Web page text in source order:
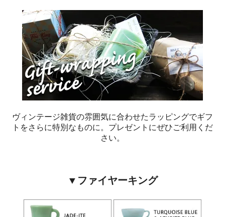
ヴィンテージ雑貨の雰囲気に合わせたラッピングでギフ
トをさらに特別なものに。プレゼントにぜひご利用くだ
さい。
▼ファイヤーキング